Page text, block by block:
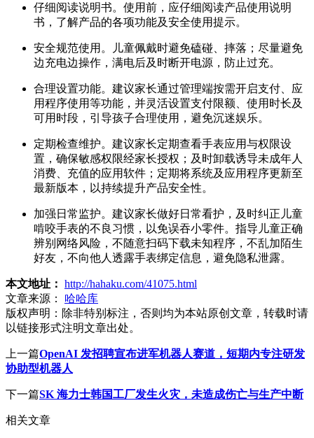
仔细阅读说明书。使用前，应仔细阅读产品使用说明
书，了解产品的各项功能及安全使用提示。
安全规范使用。儿童佩戴时避免磕碰、摔落；尽量避免
边充电边操作，满电后及时断开电源，防止过充。
合理设置功能。建议家长通过管理端按需开启支付、应
用程序使用等功能，并灵活设置支付限额、使用时长及
可用时段，引导孩子合理使用，避免沉迷娱乐。
定期检查维护。建议家长定期查看手表应用与权限设
置，确保敏感权限经家长授权；及时卸载诱导未成年人
消费、充值的应用软件；定期将系统及应用程序更新至
最新版本，以持续提升产品安全性。
加强日常监护。建议家长做好日常看护，及时纠正儿童
啃咬手表的不良习惯，以免误吞小零件。指导儿童正确
辨别网络风险，不随意扫码下载未知程序，不乱加陌生
好友，不向他人透露手表绑定信息，避免隐私泄露。
本文地址： http://hahaku.com/41075.html
文章来源：
哈哈库
版权声明： 除非特别标注，否则均为本站原创文章，转载时请
以链接形式注明文章出处。
上一篇OpenAI 发招聘宣布进军机器人赛道，短期内专注研发
协助型机器人
下一篇SK 海力士韩国工厂发生火灾，未造成伤亡与生产中断
相关文章